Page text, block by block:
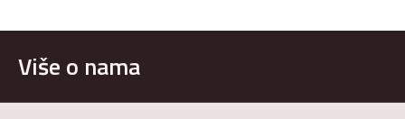
Više o nama